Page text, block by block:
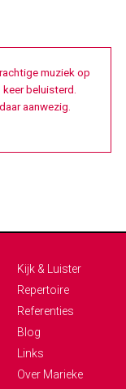
muziek op
beluisterd.
aanwezig.
Kijk & Luister
Repertoire
Referenties
Blog
Links
Over Marieke